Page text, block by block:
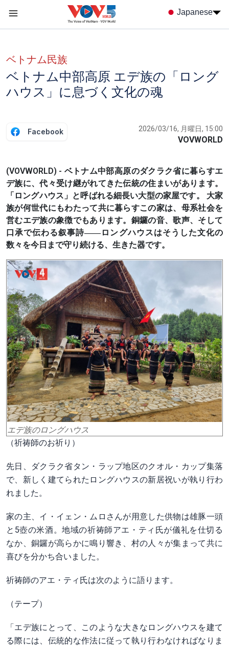
Japanese
ベトナム民族
ベトナム中部高原 エデ族の「ロング
ハウス」に息づく文化の魂
Facebook 2026/03/16, 月曜日, 15:00
VOVWORLD
(VOVWORLD) - ベトナム中部高原のダクラク省に暮らすエ
デ族に、代々受け継がれてきた伝統の住まいがあります。
「ロングハウス」と呼ばれる細長い大型の家屋です。 大家
族が何世代にもわたって共に暮らすこの家は、母系社会を
営むエデ族の象徴でもあります。銅鑼の音、歌声、そして
口承で伝わる叙事詩――ロングハウスはそうした文化の
数々を今日まで守り続ける、生きた器です。
エデ族のロングハウス
（祈祷師のお祈り）
先日、ダクラク省タン・ラップ地区のクオル・カップ集落
で、新しく建てられたロングハウスの新居祝いが執り行わ
れました。
家の主、イ・イェン・ムロさんが用意した供物は雄豚一頭
と5壺の米酒。地域の祈祷師アエ・ティ氏が儀礼を仕切る
なか、銅鑼が高らかに鳴り響き、村の人々が集まって共に
喜びを分かち合いました。
祈祷師のアエ・ティ氏は次のように語ります。
（テープ）
「エデ族にとって、このような大きなロングハウスを建て
る際には、伝統的な作法に従って執り行わなければなりま